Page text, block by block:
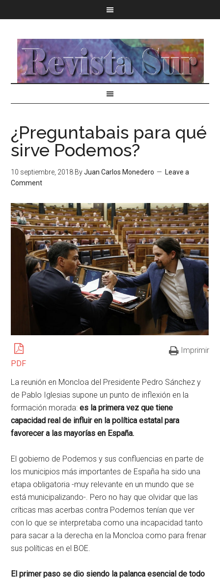
¿Preguntabais para qué
sirve Podemos?
10 septiembre, 2018 ByJuan Carlos Monedero
Leave a
Comment
PDF
Imprimir
La reunión en Moncloa del Presidente Pedro Sánchez y
de Pablo Iglesias supone un punto de inflexión en la
formación morada:es la primera vez que tiene
capacidad real de influir en la política estatal para
favorecer a las mayorías en España.
El gobierno de Podemos y sus confluencias en parte de
los municipios más importantes de España ha sido una
etapa obligatoria -muy relevante en un mundo que se
está municipalizando-. Pero no hay que olvidar que las
críticas mas acerbas contra Podemos tenían que ver
con lo que se interpretaba como una incapacidad tanto
para sacar a la derecha en la Moncloa como para frenar
sus políticas en el BOE.
El primer paso se dio siendo la palanca esencial de todo